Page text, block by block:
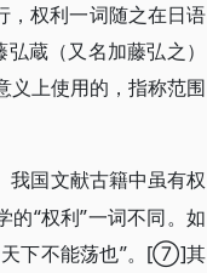
，权利一词随之在日语
蔵（又名加藤弘之）
义上使用的，指称范围
我国文献古籍中虽有权
“权利”一词不同。如
天下不能荡也”。[⑦]其